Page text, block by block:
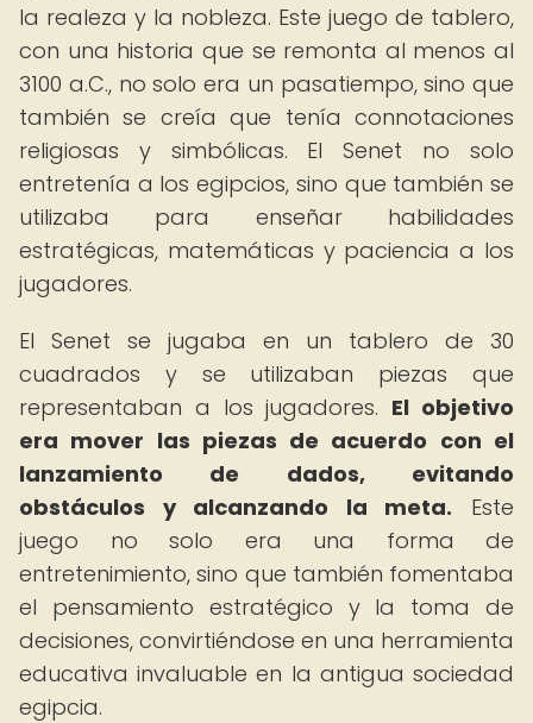
la realeza y la nobleza. Este juego de tablero,
con una historia que se remonta al menos al
3100 a.C., no solo era un pasatiempo, sino que
también se creía que tenía connotaciones
religiosas y simbólicas. El Senet no solo
entretenía a los egipcios, sino que también se
utilizaba para enseñar habilidades
estratégicas, matemáticas y paciencia a los
jugadores.
El Senet se jugaba en un tablero de 30
cuadrados y se utilizaban piezas que
representaban a los jugadores. El objetivo
era mover las piezas de acuerdo con el
lanzamiento de dados, evitando
obstáculos y alcanzando la meta. Este
juego no solo era una forma de
entretenimiento, sino que también fomentaba
el pensamiento estratégico y la toma de
decisiones, convirtiéndose en una herramienta
educativa invaluable en la antigua sociedad
egipcia.